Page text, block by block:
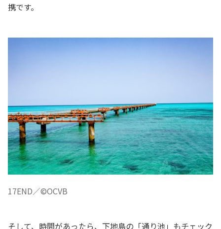
携です。
17END／©OCVB
そして、時間があったら、下地島の「通り池」もチェック